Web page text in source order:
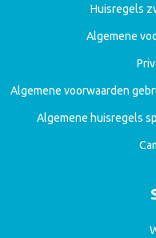
Huisregels
Algemene
Algemene voorwaarden
Algemene huisregels